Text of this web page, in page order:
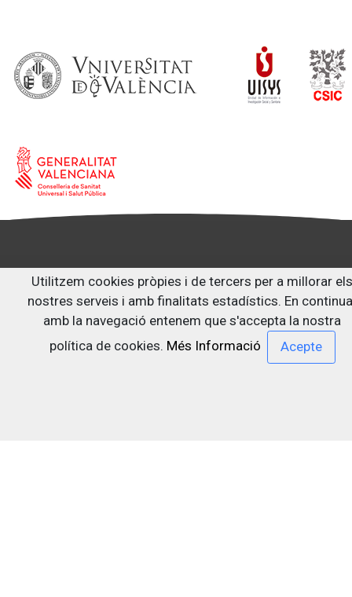
Segueix-nos a:
Utilitzem cookies pròpies i de tercers per a millorar
nostres serveis i amb finalitats estadístics. En
amb la navegació entenem que s'accepta la nostra
política de cookies. Més Informació